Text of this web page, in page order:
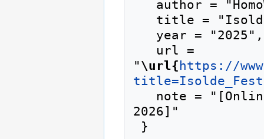
"\url{ https://
2026]"